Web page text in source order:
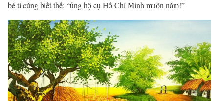
bé tí cũng biết thề: “ủng hộ cụ Hồ Chí Minh muôn năm!”